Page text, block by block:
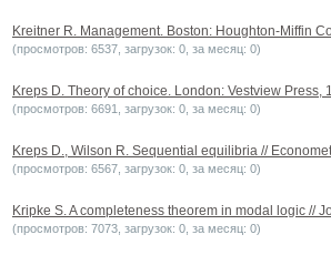
Kreitner R. Management. Boston: Houghton-Miffin
(просмотров: 6537, загрузок: 0, за месяц: 0)
Kreps D. Theory of choice. London: Vestview Press,
(просмотров: 6691, загрузок: 0, за месяц: 0)
Kreps D., Wilson R. Sequential equilibria //
(просмотров: 6567, загрузок: 0, за месяц: 0)
Kripke S. A completeness theorem in modal logic //
(просмотров: 7073, загрузок: 0, за месяц: 0)